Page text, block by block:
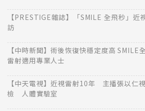
【PRESTIGE雜誌】「SMILE 全飛秒」近
訪
【中時新聞】術後恢復快穩定度高 SMILE
雷射適用專業人士
【中天電視】近視雷射10年 主播張以仁
檢 人體實驗室